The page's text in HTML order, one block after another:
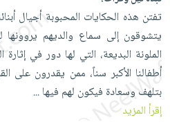
العناية
بالأسنان
الحمية
والتغذية
أدوات
المائدة
الأوعية
والتخزين
أدوات
المطبخ
الأكثر
مبيعاً
العودة
للمدارس
اكسسوارات
كتب
شحن
مجاني
بنود
مختارة
اشتراكات
كلبحث
تفتن هذه الحكايات المحبوبة أجيال
يتشوقون إلى سماع والديهم
الملونة البديعة، التي لها دور في
أطفالنا الأكبر سناً، ممن يقدرون على
بتلهف وسعادة فيكون لهم فيها...
إقرأ المزيد